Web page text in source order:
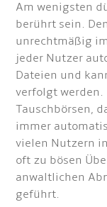
Am wenigsten
berührt sein.
unrechtmäßig
jeder Nutzer
Dateien und
verfolgt werden.
Tauschbörsen,
immer
vielen Nutzern
oft zu bösen
anwaltlichen
geführt.